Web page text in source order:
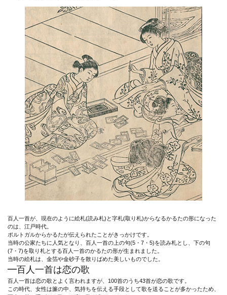
百人一首が、現在のように絵札(読み札)と字札(取り札)からなるかるたの形になった
のは、江戸時代。
ポルトガルからかるたが伝えられたことがきっかけです。
当時の公家たちに人気となり、百人一首の上の句(5・7・5)を読み札とし、下の句
(7・7)を取り札とする百人一首のかるたの形が生まれました。
当時の絵札は、金箔や金砂子を散りばめた美しいものでした。
━百人一首は恋の歌
百人一首は恋の歌とよく言われますが、100首のうち43首が恋の歌です。
この時代、女性は簾の中、気持ちを伝える手段として歌を送ることが多かったため、